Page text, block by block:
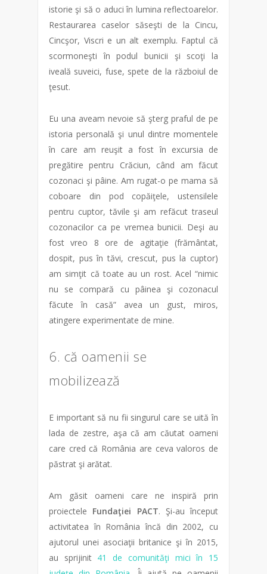
istorie şi să o aduci în lumina reflectoarelor.
Restaurarea caselor săseşti de la Cincu,
Cincşor, Viscri e un alt exemplu. Faptul că
scormoneşti în podul bunicii şi scoţi la
iveală suveici, fuse, spete de la războiul de
ţesut.
Eu una aveam nevoie să şterg praful de pe
istoria personală şi unul dintre momentele
în care am reuşit a fost în excursia de
pregătire pentru Crăciun, când am făcut
cozonaci şi pâine. Am rugat-o pe mama să
coboare din pod copăiţele, ustensilele
pentru cuptor, tăvile şi am refăcut traseul
cozonacilor ca pe vremea bunicii. Deşi au
fost vreo 8 ore de agitaţie (frământat,
dospit, pus în tăvi, crescut, pus la cuptor)
am simţit că toate au un rost. Acel “nimic
nu se compară cu pâinea şi cozonacul
făcute în casă” avea un gust, miros,
atingere experimentate de mine.
6. că oamenii se
mobilizează
E important să nu fii singurul care se uită în
lada de zestre, aşa că am căutat oameni
care cred că România are ceva valoros de
păstrat şi arătat.
Am găsit oameni care ne inspiră prin
proiectele Fundaţiei PACT. Şi-au început
activitatea în România încă din 2002, cu
ajutorul unei asociaţii britanice şi în 2015,
au sprijinit 41 de comunităţi mici în 15